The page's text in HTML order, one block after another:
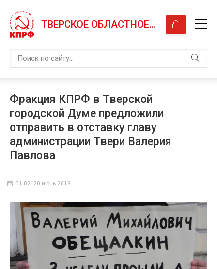
ТВЕРСКОЕ ОБЛАСТНОЕ ОТДЕЛЕНИЕ КПРФ
Фракция КПРФ в Тверской
городской Думе предложили
отправить в отставку главу
администрации Твери Валерия
Павлова
01:02, 20 июнь 2013